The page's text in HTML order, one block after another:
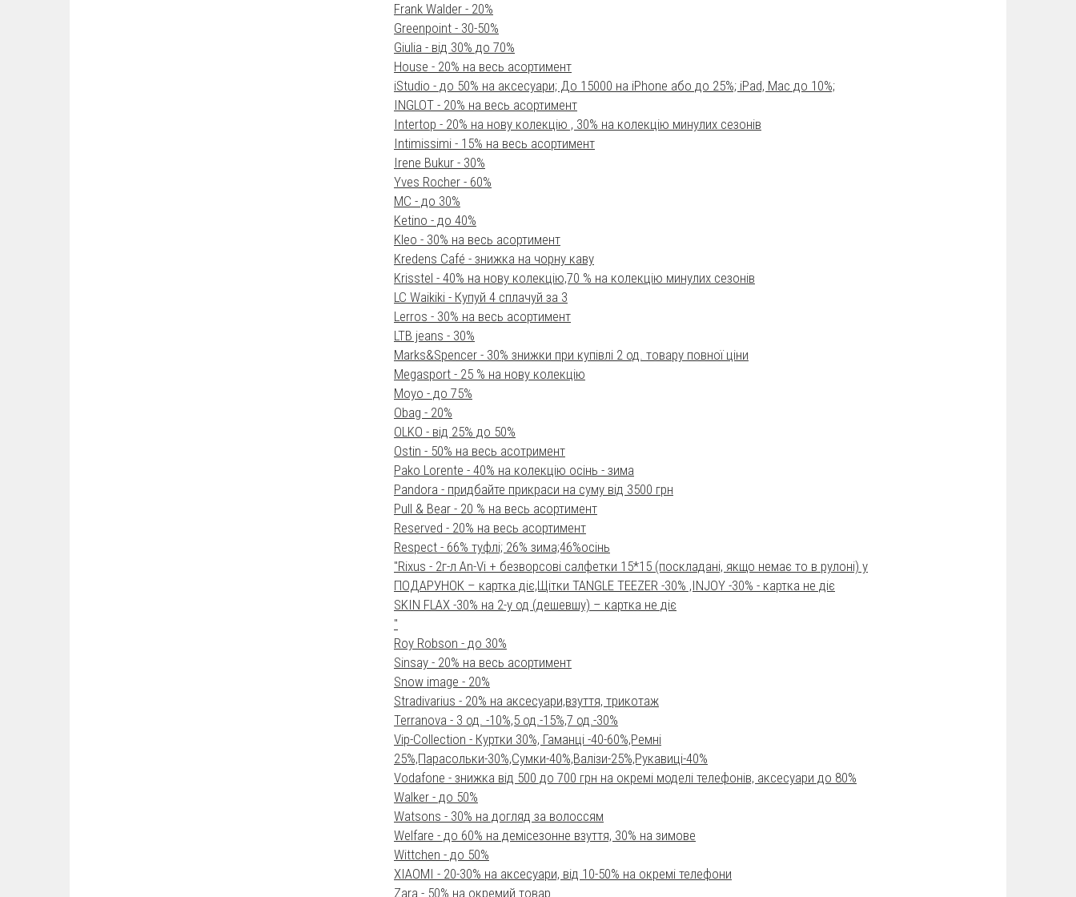
Frank Walder - 20%
Greenpoint - 30-50%
Giulia - від 30% до 70%
House - 20% на весь асортимент
iStudio - до 50% на аксесуари; До 15000 на iPhone або до 25%; iPad, Mac до 10%;
INGLOT - 20% на весь асортимент
Intertop - 20% на нову колекцію , 30% на колекцію минулих сезонів
Intimissimi - 15% на весь асортимент
Irene Bukur - 30%
Yves Rocher - 60%
MC - до 30%
Ketino - до 40%
Kleo - 30% на весь асортимент
Kredens Café - знижка на чорну каву
Krisstel - 40% на нову колекцію,70 % на колекцію минулих сезонів
LC Waikiki - Купуй 4 сплачуй за 3
Lerros - 30% на весь асортимент
LTB jeans - 30%
Marks&Spencer - 30% знижки при купівлі 2 од. товару повної ціни
Megasport - 25 % на нову колекцію
Moyo - до 75%
Obag - 20%
OLKO - від 25% до 50%
Ostin - 50% на весь асотримент
Pako Lorente - 40% на колекцію осінь - зима
Pandora - придбайте прикраси на суму від 3500 грн
Pull & Bear - 20 % на весь асортимент
Reserved - 20% на весь асортимент
Respect - 66% туфлі; 26% зима;46%осінь
"Rixus - 2г-л An-Vi + безворсові салфетки 15*15 (поскладані, якщо немає то в рулоні) у
ПОДАРУНОК – картка діє,Щітки TANGLE TEEZER -30% ,INJOY -30% - картка не діє
SKIN FLAХ -30% на 2-у од (дешевшу) – картка не діє
"
Roy Robson - до 30%
Sinsay - 20% на весь асортимент
Snow image - 20%
Stradivarius - 20% на аксесуари,взуття, трикотаж
Terranova - 3 од. -10%,5 од.-15%,7 од.-30%
Vip-Collection - Куртки 30%, Гаманці -40-60%,Ремні
25%,Парасольки-30%,Сумки-40%,Валізи-25%,Рукавиці-40%
Vodafone - знижка від 500 до 700 грн на окремі моделі телефонів, аксесуари до 80%
Walker - до 50%
Watsons - 30% на догляд за волоссям
Welfare - до 60% на демісезонне взуття, 30% на зимове
Wittchen - до 50%
XIAOMI - 20-30% на аксесуари, від 10-50% на окремі телефони
Zara - 50% на окремий товар